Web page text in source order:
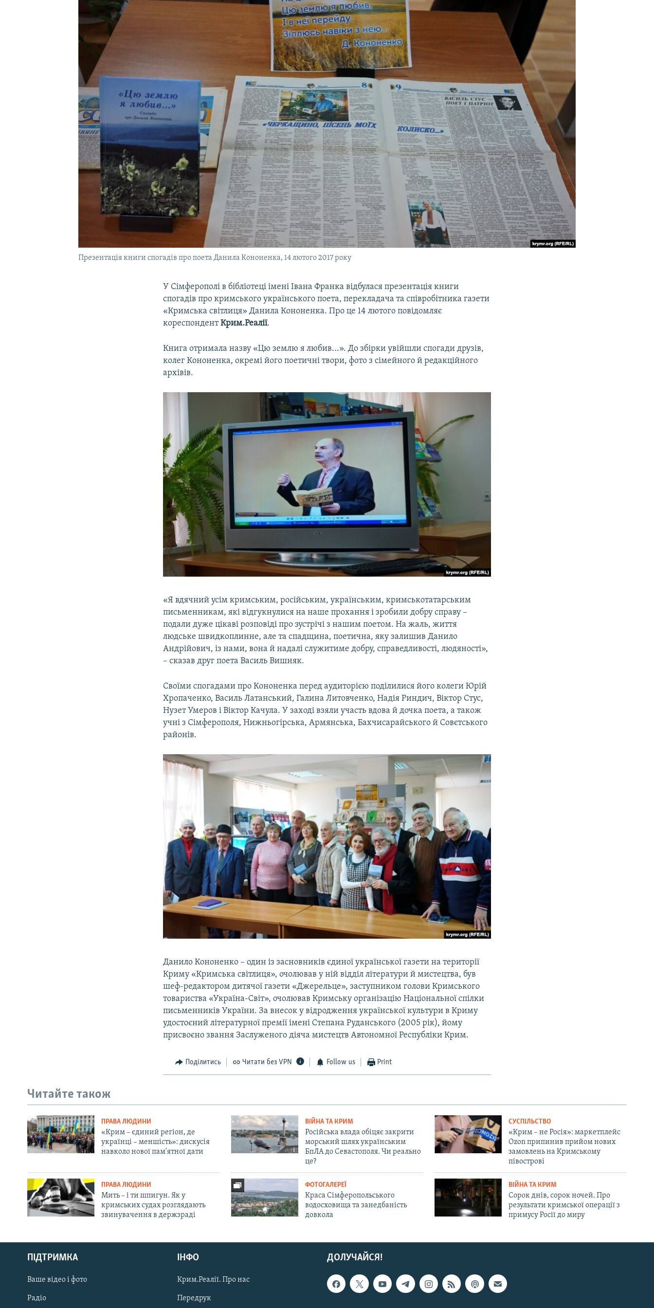
УКРАЇНСЬКА ПРОБЛЕМА КРИМУ
Русский
Qırımtatar
Презентація книги спогадів про поета Данила Кононенка, 14 лютого 2017 року
У Сімферополі в бібліотеці імені Івана Франка відбулася презентація книги
спогадів про кримського українського поета, перекладача та співробітника газети
«Кримська світлиця» Данила Кононенка. Про це 14 лютого повідомляє
кореспондентКрим.Реалії.
Книга отримала назву «Цю землю я любив...». До збірки увійшли спогади друзів,
колег Кононенка, окремі його поетичні твори, фото з сімейного й редакційного
архівів.
«Я вдячний усім кримським, російським, українським, кримськотатарським
письменникам, які відгукнулися на наше прохання і зробили добру справу –
подали дуже цікаві розповіді про зустрічі з нашим поетом. На жаль, життя
людське швидкоплинне, але та спадщина, поетична, яку залишив Данило
Андрійович, із нами, вона й надалі служитиме добру, справедливості, людяності»,
– сказав друг поета Василь Вишняк.
Своїми спогадами про Кононенка перед аудиторією поділилися його колеги Юрій
Хропаченко, Василь Латанський, Галина Литовченко, Надія Риндич, Віктор Стус,
Нузет Умеров і Віктор Качула. У заході взяли участь вдова й дочка поета, а також
учні з Сімферополя, Нижньогірська, Армянська, Бахчисарайського й Совєтського
районів.
Данило Кононенко – один із засновників єдиної української газети на території
Криму «Кримська світлиця», очолював у ній відділ літератури й мистецтва, був
шеф-редактором дитячої газети «Джерельце», заступником голови Кримського
товариства «Україна-Світ», очолював Кримську організацію Національної спілки
письменників України. За внесок у відродження української культури в Криму
удостоєний літературної премії імені Степана Руданського (2005 рік), йому
присвоєно звання Заслуженого діяча мистецтв Автономної Республіки Крим.
Поділитись Читати без VPN Follow us Print
Читайте також
ПРАВА ЛЮДИНИ
«Крим – єдиний регіон, де
українці – меншість»: дискусія
навколо нової пам'ятної дати
ВІЙНА ТА КРИМ
Російська влада обіцяє закрити
морський шлях українським
БпЛА до Севастополя. Чи реально
це?
СУСПІЛЬСТВО
«Крим – не Росія»: маркетплейс
Ozon припинив прийом нових
замовлень на Кримському
півострові
ПРАВА ЛЮДИНИ
Мить – і ти шпигун. Як у
кримських судах розглядають
звинувачення в держзраді
ФОТОГАЛЕРЕЇ
Краса Сімферопольського
водосховища та занедбаність
довкола
ВІЙНА ТА КРИМ
Сорок днів, сорок ночей. Про
результати кримської операції з
примусу Росії до миру
ДОЛУЧАЙСЯ!
ПІДТРИМКА
Ваше відео і фото
Радіо
ІНФО
Крим.Реалії. Про нас
Передрук